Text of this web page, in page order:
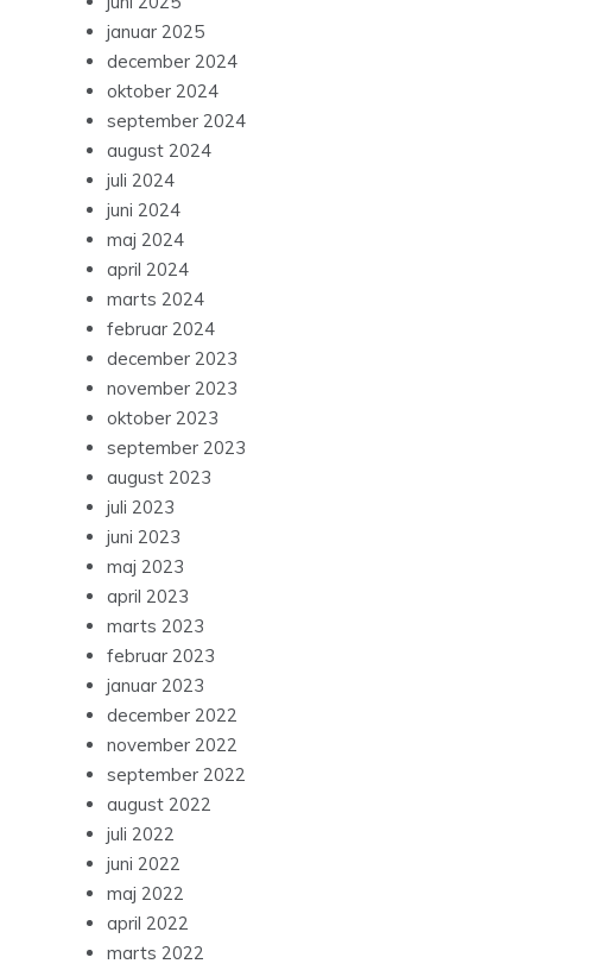
januar 2025
december 2024
oktober 2024
september 2024
august 2024
juli 2024
juni 2024
maj 2024
april 2024
marts 2024
februar 2024
december 2023
november 2023
oktober 2023
september 2023
august 2023
juli 2023
juni 2023
maj 2023
april 2023
marts 2023
februar 2023
januar 2023
december 2022
november 2022
september 2022
august 2022
juli 2022
juni 2022
maj 2022
april 2022
marts 2022